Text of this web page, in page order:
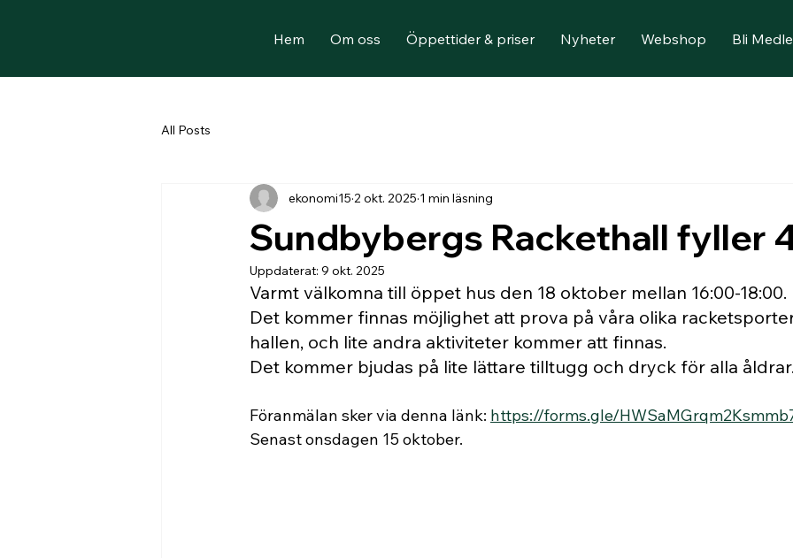
Hem Om oss Öppettider & priser Nyheter Webshop Bli
All Posts
Sundbybergs Rackethall fyller
ekonomi15 2 okt. 2025 1 min läsning
Uppdaterat: 9 okt. 2025
Varmt välkomna till öppet hus den 18 oktober mellan 16:00-18:00.
Det kommer finnas möjlighet att prova på våra olika
hallen, och lite andra aktiviteter kommer att finnas.
Det kommer bjudas på lite lättare tilltugg och dryck för alla
Föranmälan sker via denna länk: https://forms.gle/
Senast onsdagen 15 oktober.